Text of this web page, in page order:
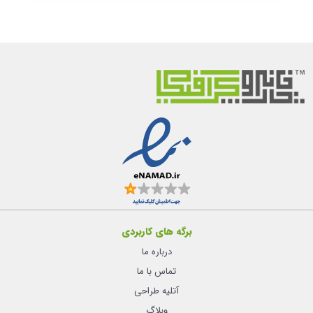
برگه های کاربردی
درباره ما
تماس با ما
آتلیه طراحی